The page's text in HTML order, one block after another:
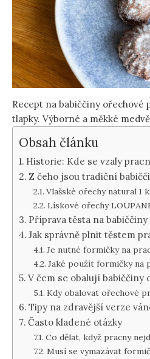
Recept na babiččiny ořechové
tlapky. Výborné a měkké
Obsah článku
Historie: Kde se vzaly
Z čeho jsou tradiční
Vlašské ořechy natural 1
Lískové ořechy
Příprava těsta na
Jak správně plnit těstem
Je nutné formičky na
Jaké použít formičky na
V čem se obalují babiččiny
Kdy obalovat ořechové
Tipy na zdravější verze
Často kladené otázky
Co dělat, když pracny
Musí se vymazávat